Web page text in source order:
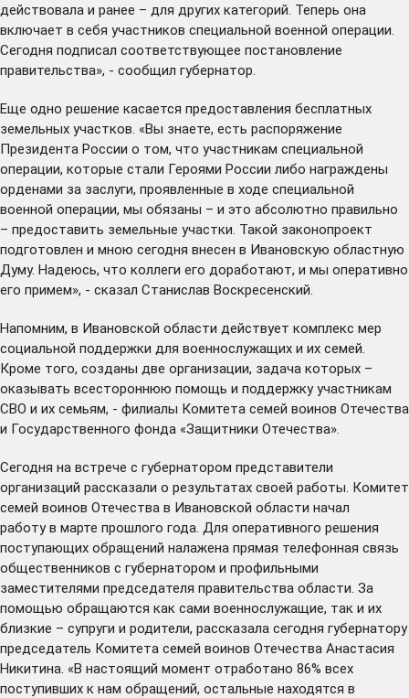
действовала и ранее – для других категорий. Теперь она
включает в себя участников специальной военной операции.
Сегодня подписал соответствующее постановление
правительства», - сообщил губернатор.
Еще одно решение касается предоставления бесплатных
земельных участков. «Вы знаете, есть распоряжение
Президента России о том, что участникам специальной
операции, которые стали Героями России либо награждены
орденами за заслуги, проявленные в ходе специальной
военной операции, мы обязаны – и это абсолютно правильно
– предоставить земельные участки. Такой законопроект
подготовлен и мною сегодня внесен в Ивановскую областную
Думу. Надеюсь, что коллеги его доработают, и мы оперативно
его примем», - сказал Станислав Воскресенский.
Напомним, в Ивановской области действует комплекс мер
социальной поддержки для военнослужащих и их семей.
Кроме того, созданы две организации, задача которых –
оказывать всестороннюю помощь и поддержку участникам
СВО и их семьям, - филиалы Комитета семей воинов Отечества
и Государственного фонда «Защитники Отечества».
Сегодня на встрече с губернатором представители
организаций рассказали о результатах своей работы. Комитет
семей воинов Отечества в Ивановской области начал
работу в марте прошлого года. Для оперативного решения
поступающих обращений налажена прямая телефонная связь
общественников с губернатором и профильными
заместителями председателя правительства области. За
помощью обращаются как сами военнослужащие, так и их
близкие – супруги и родители, рассказала сегодня губернатору
председатель Комитета семей воинов Отечества Анастасия
Никитина. «В настоящий момент отработано 86% всех
поступивших к нам обращений, остальные находятся в